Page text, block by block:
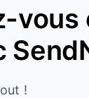
vous
!